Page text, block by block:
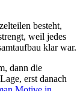
besteht,
weil jedes
klar war.
dann die
erst danach